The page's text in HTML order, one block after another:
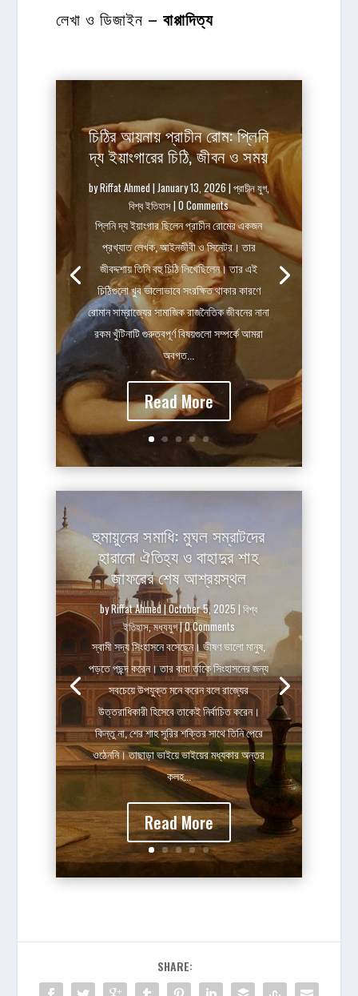
লেখা ও ডিজাইন – বাপ্পাদিত্য
চিঠির আয়নায় প্রাচীন রোম: প্লিনি
দ্য ইয়াংগারের চিঠি, জীবন ও সময়
byRiffat Ahmed |January 13, 2026 |প্রাচীন যুগ,
বিশ্ব ইতিহাস| 0 Comments
প্লিনি দ্য ইয়াংগার ছিলেন প্রাচীন রোমের একজন
প্রখ্যাত লেখক, আইনজীবী ও সিনেটর। তার
জীবদ্দশায় তিনি বহু চিঠি লিখেছিলেন। তার এই
চিঠিগুলো খুব ভালোভাবে সংরক্ষিত থাকার কারণে
রোমান সাম্রাজ্যের সামাজিক রাজনৈতিক জীবনের নানা
রকম খুঁটিনাটি গুরুত্বপূর্ণ বিষয়গুলো সম্পর্কে আমরা
অবগত...
Read More
হুমায়ুনের সমাধি: মুঘল সম্রাটদের
হারানো ঐতিহ্য ও বাহাদুর শাহ
জাফরের শেষ আশ্রয়স্থল
byRiffat Ahmed|October 5, 2025 |বিশ্ব
ইতিহাস,মধ্যযুগ| 0 Comments
স্বামী সদ্য সিংহাসনে বসেছেন। ভীষণ ভালো মানুষ,
পড়তে পছন্দ করেন। তার বাবা তাকে সিংহাসনের জন্য
সবচেয়ে উপযুক্ত মনে করেন বলে রাজ্যের
উত্তরাধিকারী হিসেবে তাকেই নির্বাচিত করেন।
কিন্তু না, শের শাহ সূরির শক্তির সাথে তিনি পেরে
ওঠেননি। তাছাড়া ভাইয়ে ভাইয়ের মধ্যকার অন্তর
কলহ...
Read More
SHARE: